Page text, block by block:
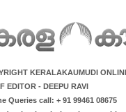
KERALAKAUMUDI
EDITOR - DEEPU RAVI
Queries call: + 91 99461 08675